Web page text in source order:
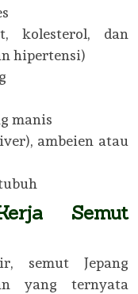
kolesterol, dan
hipertensi)
manis
ambeien atau
Semut
semut Jepang
yang ternyata